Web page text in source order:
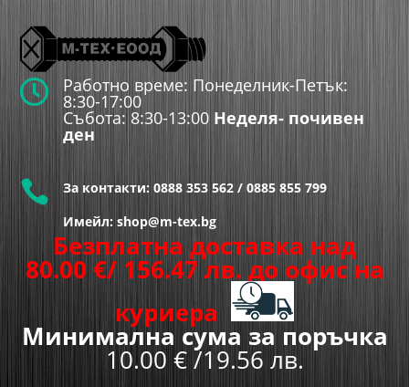
 Работно време: Понеделник-Петък:
8:30-17:00
Събота: 8:30-13:00 Неделя- почивен
ден
 За контакти: 0888 353 562 / 0885 855 799
Имейл: shop@m-tex.bg
Безплатна доставка над
80.00 €/ 156.47 лв. до офис на
куриера
Минимална сума за поръчка
10.00 € /19.56 лв.